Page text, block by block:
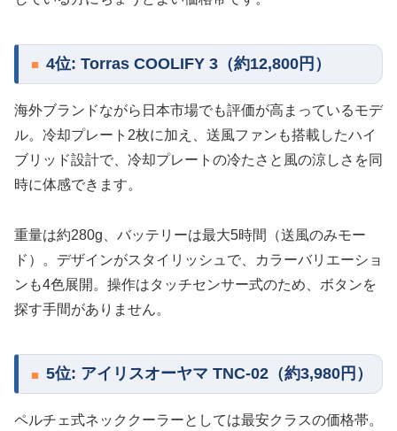
4位: Torras COOLIFY 3（約12,800円）
海外ブランドながら日本市場でも評価が高まっているモデ
ル。冷却プレート2枚に加え、送風ファンも搭載したハイ
ブリッド設計で、冷却プレートの冷たさと風の涼しさを同
時に体感できます。
重量は約280g、バッテリーは最大5時間（送風のみモー
ド）。デザインがスタイリッシュで、カラーバリエーショ
ンも4色展開。操作はタッチセンサー式のため、ボタンを
探す手間がありません。
5位: アイリスオーヤマ TNC-02（約3,980円）
ペルチェ式ネッククーラーとしては最安クラスの価格帯。